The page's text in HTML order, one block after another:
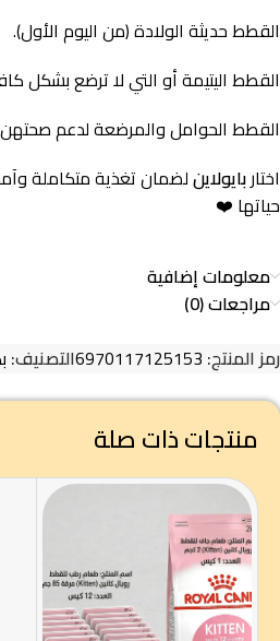
القطط حديثة الولادة (من اليوم الأول).
القطط اليتيمة أو التي لا ترضع بشكل
القطط الحوامل والمرضعة لدعم
اختاربايولاينلضمان تغذية متكاملة
حياتها ❤️
معلومات إضافية
مراجعات (0)
رمز المنتج: 6970117125153التصنيف:
منتجات ذات صلة